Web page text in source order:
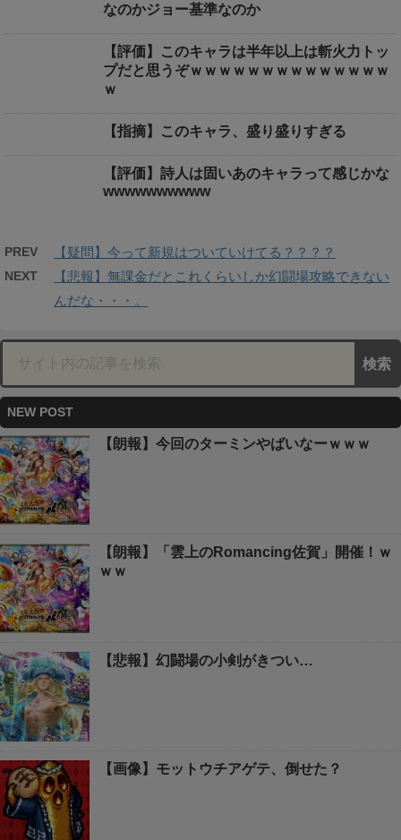
なのかジョー基準なのか
【評価】このキャラは半年以上は斬火力トッ
プだと思うぞｗｗｗｗｗｗｗｗｗｗｗｗｗｗ
ｗ
【指摘】このキャラ、盛り盛りすぎる
【評価】詩人は固いあのキャラって感じかな
wwwwwwwwww
PREV 【疑問】今って新規はついていけてる？？？？
NEXT
【悲報】無課金だとこれくらいしか幻闘場攻略できない
んだな・・・。
NEW POST
【朗報】今回のターミンやばいなーｗｗｗ
【朗報】「雲上のRomancing佐賀」開催！ｗ
ｗｗ
【悲報】幻闘場の小剣がきつい…
【画像】モットウチアゲテ、倒せた？